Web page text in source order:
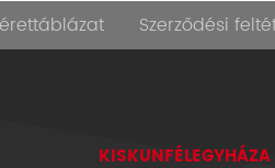
Szerződési